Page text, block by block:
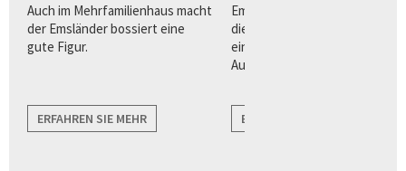
Auch im Mehrfamilienhaus macht
der Emsländer bossiert eine
gute Figur.
ERFAHREN SIE MEHR
Emsländer bossiert verleiht
diesem Einfamilienhaus ein
einzigartiges, traditionelles
Aussehen.
ERFAHREN SIE MEHR